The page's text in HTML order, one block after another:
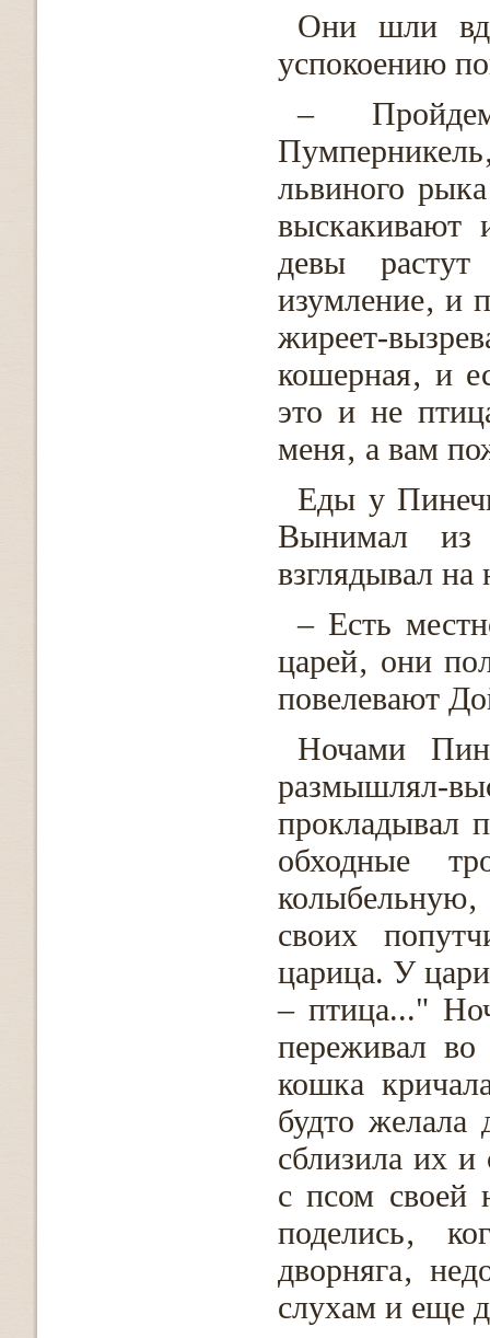
Они шли
успокоению
–
львиного
девы
изумление‚ и
жиреет-
кошерная‚ и
это и не
меня‚ а вам
Еды у
Вынимал из
взглядывал на
– Есть
царей‚ они
повелевают
Ночами
прокладывал
обходные
своих
царица. У
– птица..."
переживал
кошка
будто желала
сблизила их и
с псом своей
поделись‚
дворняга‚
слухам и еще